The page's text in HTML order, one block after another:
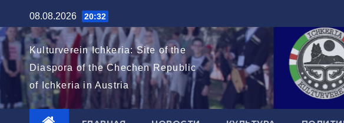
к
содержимому
08.08.2026 20:32
Kulturverein Ichkeria: Site of the
Diaspora of the Chechen Republic
of Ichkeria in Austria